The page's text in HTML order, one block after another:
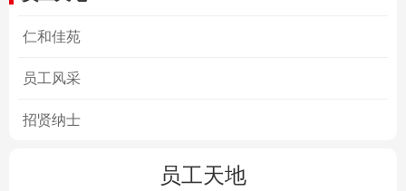
仁和佳苑
员工风采
招贤纳士
员工天地